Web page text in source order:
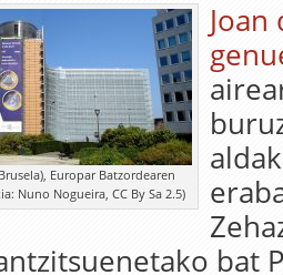
Europar Batzordearen
Nuno Nogueira, CC By Sa 2.5)
Joan
bat